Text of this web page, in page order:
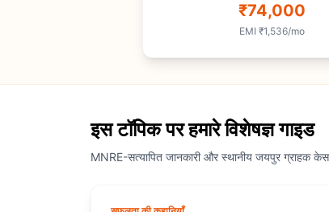
₹74,000
EMI ₹1,536/mo
इस टॉपिक पर हमारे विशेषज्ञ गाइड
MNRE-सत्यापित जानकारी और स्थानीय जयपुर ग्राहक